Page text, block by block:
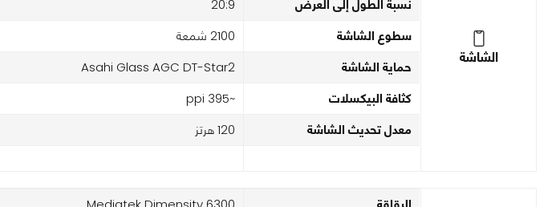
الشاشة
نسبة الطول إلى العرض 20:9
سطوع الشاشة 2100 شمعة
حماية الشاشة Asahi Glass AGC DT-Star2
كثافة البيكسلات ~395 ppi
معدل تحديث الشاشة 120 هرتز